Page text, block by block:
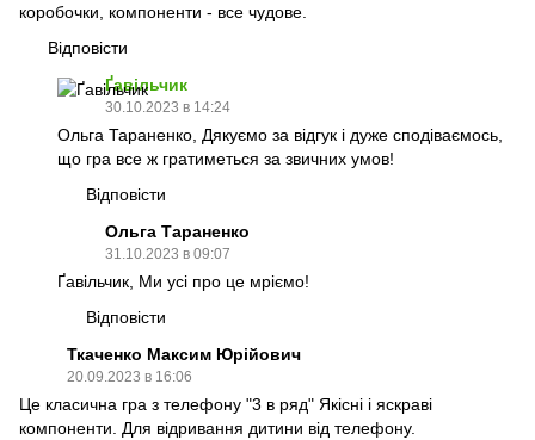
коробочки, компоненти - все чудове.
Відповісти
Ґавільчик
30.10.2023 в 14:24
Ольга Тараненко, Дякуємо за відгук і дуже сподіваємось,
що гра все ж гратиметься за звичних умов!
Відповісти
Ольга Тараненко
31.10.2023 в 09:07
Ґавільчик, Ми усі про це мріємо!
Відповісти
Ткаченко Максим Юрійович
20.09.2023 в 16:06
Це класична гра з телефону "3 в ряд" Якісні і яскраві
компоненти. Для відривання дитини від телефону.